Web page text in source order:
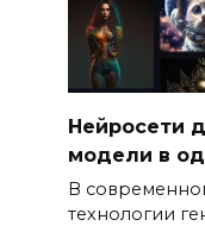
Нейросети
модели в
В
технологии